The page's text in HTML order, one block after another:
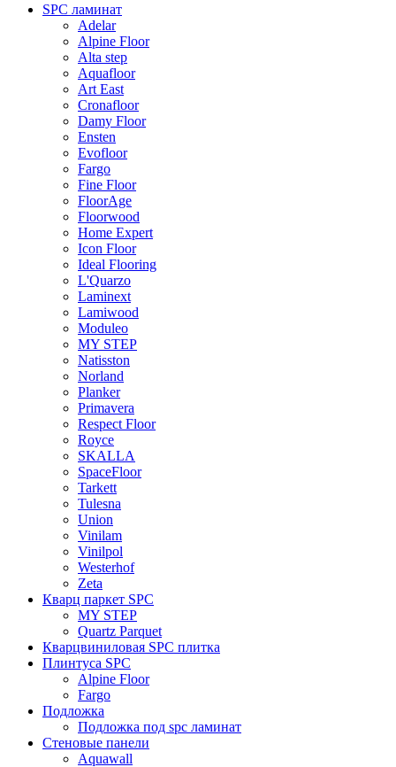
SPC ламинат
Adelar
Alpine Floor
Alta step
Aquafloor
Art East
Cronafloor
Damy Floor
Ensten
Evofloor
Fargo
Fine Floor
FloorAge
Floorwood
Home Expert
Icon Floor
Ideal Flooring
L'Quarzo
Laminext
Lamiwood
Moduleo
MY STEP
Natisston
Norland
Planker
Primavera
Respect Floor
Royce
SKALLA
SpaceFloor
Tarkett
Tulesna
Union
Vinilam
Vinilpol
Westerhof
Zeta
Кварц паркет SPC
MY STEP
Quartz Parquet
Кварцвиниловая SPC плитка
Плинтуса SPC
Alpine Floor
Fargo
Подложка
Подложка под spc ламинат
Стеновые панели
Aquawall